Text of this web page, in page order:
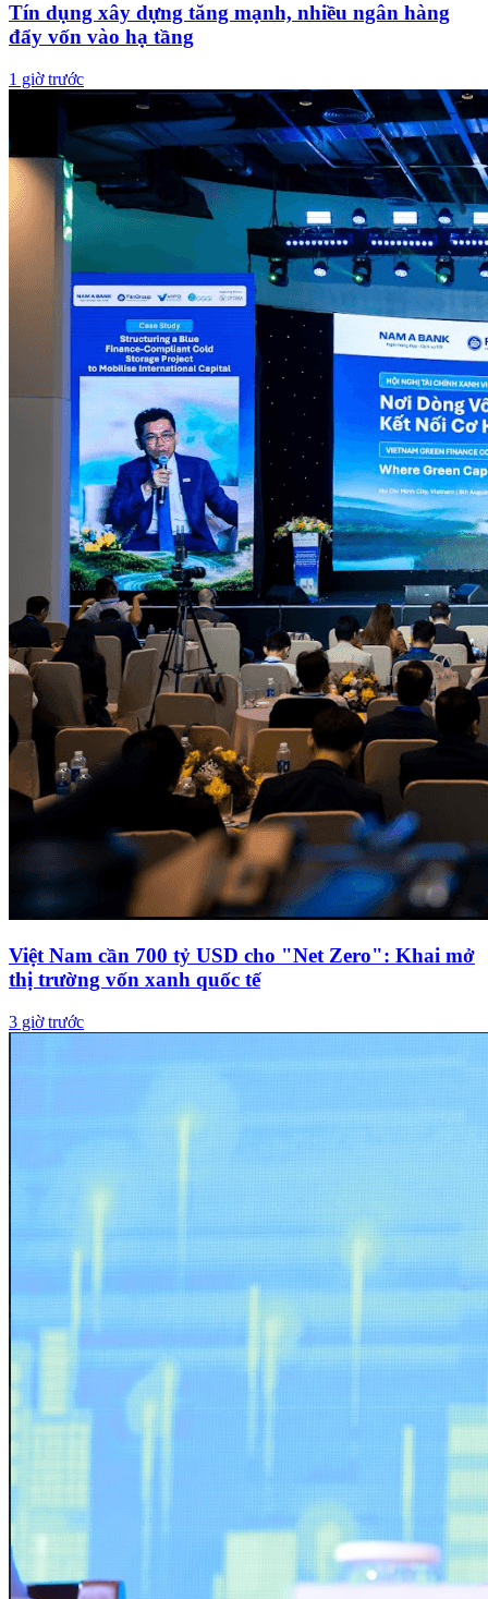
Tín dụng xây dựng tăng mạnh, nhiều ngân hàng
đẩy vốn vào hạ tầng
1 giờ trước
Việt Nam cần 700 tỷ USD cho "Net Zero": Khai mở
thị trường vốn xanh quốc tế
3 giờ trước